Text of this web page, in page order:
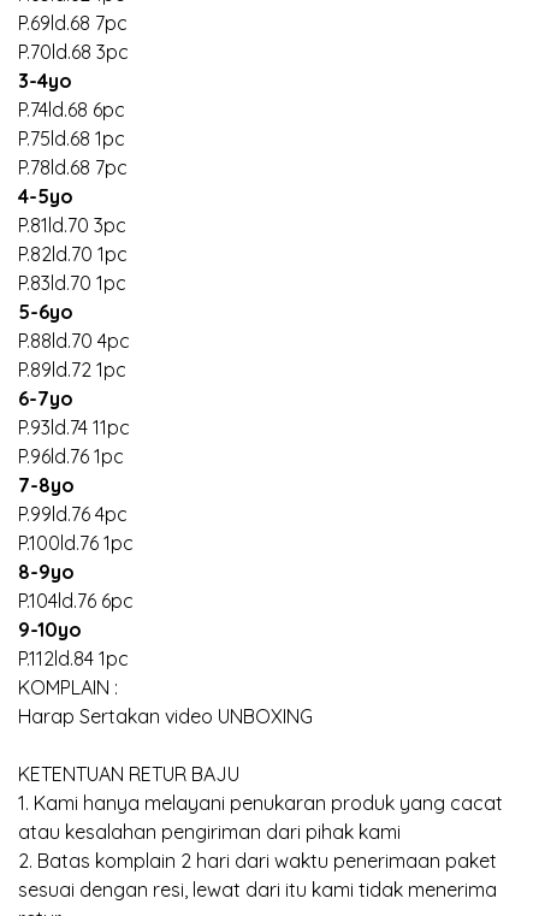
P.69ld.68 7pc
P.70ld.68 3pc
3-4yo
P.74ld.68 6pc
P.75ld.68 1pc
P.78ld.68 7pc
4-5yo
P.81ld.70 3pc
P.82ld.70 1pc
P.83ld.70 1pc
5-6yo
P.88ld.70 4pc
P.89ld.72 1pc
6-7yo
P.93ld.74 11pc
P.96ld.76 1pc
7-8yo
P.99ld.76 4pc
P.100ld.76 1pc
8-9yo
P.104ld.76 6pc
9-10yo
P.112ld.84 1pc
KOMPLAIN :
Harap Sertakan video UNBOXING
KETENTUAN RETUR BAJU
1. Kami hanya melayani penukaran produk yang cacat
atau kesalahan pengiriman dari pihak kami
2. Batas komplain 2 hari dari waktu penerimaan paket
sesuai dengan resi, lewat dari itu kami tidak menerima